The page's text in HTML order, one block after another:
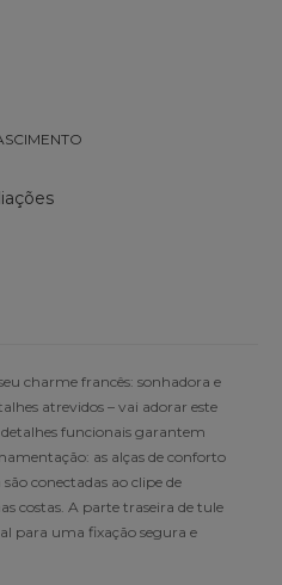
charme francês: sonhadora e
atrevidos – vai adorar este
funcionais garantem
as alças de conforto
conectadas ao clipe de
costas. A parte traseira de tule
para uma fixação segura e